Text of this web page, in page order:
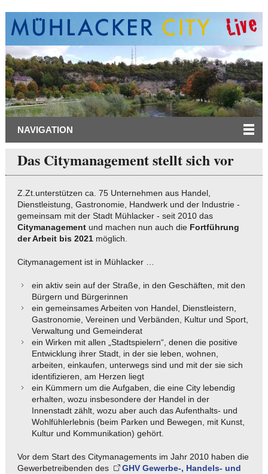
NAVIGATION
Das Citymanagement stellt sich vor
Z.Zt.unterstützen ca. 75 Unternehmen aus Handel,
Dienstleistung, Gastronomie, Handwerk und der Industrie -
gemeinsam mit der Stadt Mühlacker - seit 2010 das
Citymanagement und machen nun auch die Fortführung
der Arbeit bis 2021 möglich.
Citymanagement ist in Mühlacker …
ein aktiv sein auf der Straße, in den Geschäften, mit den
Bürgern und Bürgerinnen
ein gemeinsames Arbeiten von Handel, Dienstleistern,
Gastronomie, Vereinen und Verbänden, Kultur und Sport,
Verwaltung und Gemeinderat
ein Wirken mit allen „Stadtspielern“, denen die positive
Entwicklung ihrer Stadt, in der sie leben, wohnen,
arbeiten, einkaufen, unterwegs sind und mit der sie sich
identifizieren, am Herzen liegt
ein Kümmern um die Aufgaben, die eine City lebendig
erhalten, wozu insbesondere der Handel in der
Innenstadt zählt, wozu aber auch das Aufenthalts- und
Wohlfühlerlebnis (beim Parken und Bewegen, mit Kunst,
Kultur und Kommunikation) gehört.
Vor dem Start des Citymanagements im Jahr 2010 haben die
Gewerbetreibenden des
GHV Gewerbe-, Handels- und